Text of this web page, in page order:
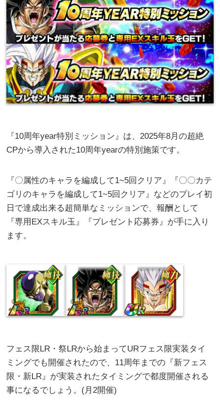
『10周年year特別ミッション』は、2025年8月の超絶
CPから導入された10周年yearの特別施策です。
『〇属性のキャラを編成して1~5回クリア』『〇〇カテ
ゴリのキャラを編成して1~5回クリア』などのプレイ初
日で達成出来る超簡単なミッションで、報酬として
『専用EXスキル玉』『プレゼント応募券』が手に入り
ます。
フェス限LR・祭LRから始まってURフェス限実装タイ
ミングでも開催されたので、11周年までの『新フェス
限・新LR』が実装されたタイミングで都度開催される
事になるでしょう。(月2開催)